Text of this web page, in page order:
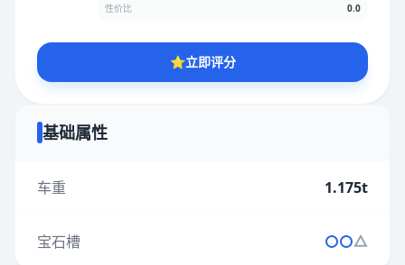
性价比 0.0
⭐立即评分
基础属性
车重 1.175t
宝石槽
性价比
★★★★★★★★★★